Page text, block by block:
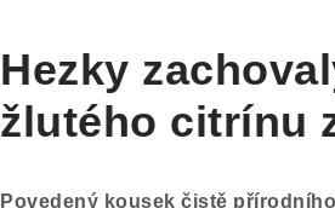
Hezky
žlutého citrínu
Povedený kousek čistě